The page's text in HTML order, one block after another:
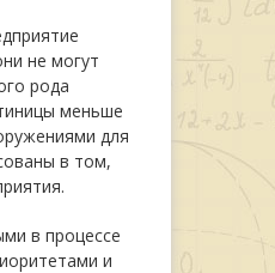
не могут
рода
меньше
для
в том,
в процессе
и